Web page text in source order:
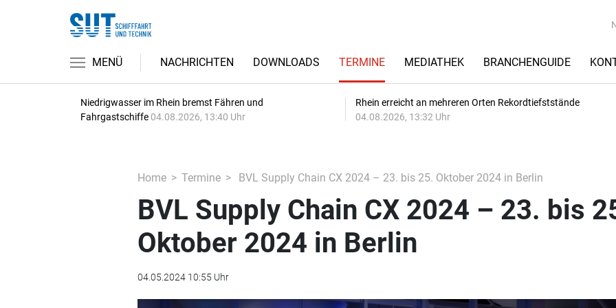
MENÜ NACHRICHTEN DOWNLOADS TERMINE MEDIATHEK BRANCHENGUIDE
Niedrigwasser im Rhein bremst Fähren und
Fahrgastschiffe 04.08.2026, 13:40 Uhr
Rhein erreicht an mehreren Orten Rekordtiefststände
04.08.2026, 13:32 Uhr
Home Termine BVL Supply Chain CX 2024 – 23. bis 25. Oktober 2024 in Berlin
BVL Supply Chain CX 2024 – 23. bis
Oktober 2024 in Berlin
04.05.2024 10:55 Uhr